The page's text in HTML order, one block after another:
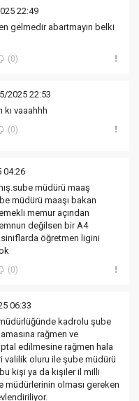
22:49
gelmedir abartmayın belki
(0)
2025 22:53
kı vaaahhh
(0)
04:26
müdürü maaş
müdürü maaşı bakan
memur açından
değilsen bir A4
öğretmen ligini
(0)
06:33
kadrolu şube
rağmen ve
edilmesine rağmen hala
valilik oluru ile şube müdürü
bu kişi ya da kişiler il milli
olması gereken